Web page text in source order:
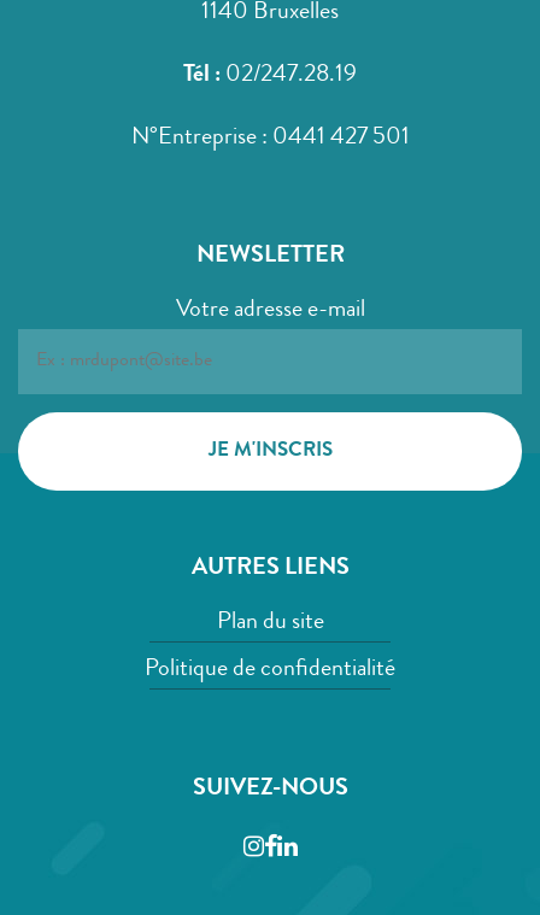
1140 Bruxelles
Tél : 02/247.28.19
N°Entreprise : 0441 427 501
NEWSLETTER
Votre adresse e-mail
AUTRES LIENS
Plan du site
Politique de confidentialité
SUIVEZ-NOUS
Instagram
Facebook
LinkedIn